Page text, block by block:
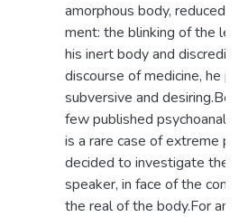
amorphous body, reduced
ment: the blinking of the
his inert body and
discourse of medicine, he
subversive and
few published
is a rare case of extreme
decided to investigate the
speaker, in face of the
the real of the body.For